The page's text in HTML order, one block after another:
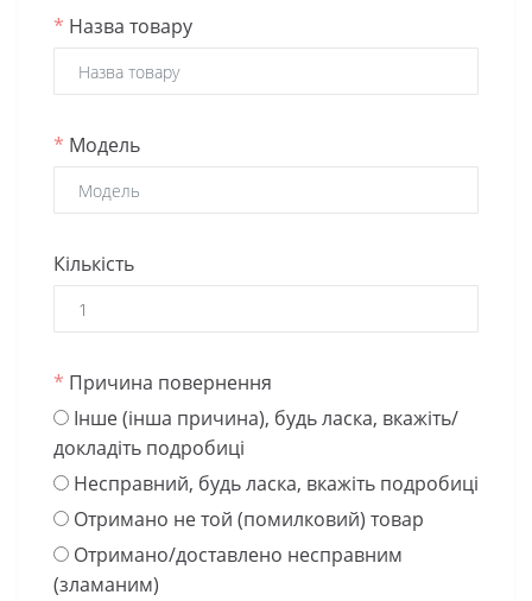
* Назва товару
* Модель
Кількість
* Причина повернення
докладіть подробиці
Несправний, будь ласка, вкажіть подробиці
Отримано не той (помилковий) товар
(зламаним)